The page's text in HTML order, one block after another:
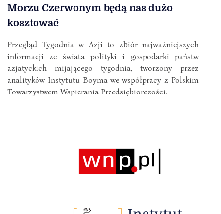
Morzu Czerwonym będą nas dużo
kosztować
Przegląd Tygodnia w Azji to zbiór najważniejszych
informacji ze świata polityki i gospodarki państw
azjatyckich mijającego tygodnia, tworzony przez
analityków Instytutu Boyma we współpracy z Polskim
Towarzystwem Wspierania Przedsiębiorczości.